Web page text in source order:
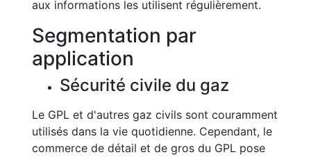
aux informations les utilisent régulièrement.
Segmentation par
application
Sécurité civile du gaz
Le GPL et d'autres gaz civils sont couramment
utilisés dans la vie quotidienne. Cependant, le
commerce de détail et de gros du GPL pose